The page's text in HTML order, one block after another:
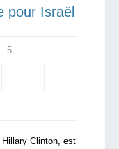
pour Israël
5
Hillary Clinton, est